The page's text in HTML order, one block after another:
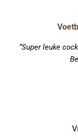
“Super leuke